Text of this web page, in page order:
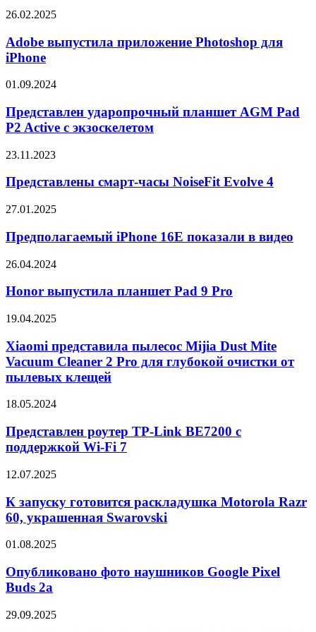
S25
Adobe
приложение
Photoshop
для
26.02.2025
Adobe выпустила приложение Photoshop для
iPhone
Представлен
планшет
AGM
Pad
Active
экзоскелетом
01.09.2024
Представлен ударопрочный планшет AGM Pad
P2 Active с экзоскелетом
Представлены
часы
NoiseFit
Evolve
23.11.2023
Представлены смарт-часы NoiseFit Evolve 4
Предполагаемый
16E
показали
в
видео
27.01.2025
Предполагаемый iPhone 16E показали в видео
Honor
планшет
9
26.04.2024
Honor выпустила планшет Pad 9 Pro
Xiaomi
пылесос
Mijia
Dust
Mite
Cleaner
Pro
для
глубокой
очистки
пылевых
клещей
19.04.2025
Xiaomi представила пылесос Mijia Dust Mite
Vacuum Cleaner 2 Pro для глубокой очистки от
пылевых клещей
Представлен
TP-
Link
BE7200
поддержкой
Fi
7
18.05.2024
Представлен роутер TP-Link BE7200 с
поддержкой Wi-Fi 7
К
готовится
раскладушка
Motorola
60,
Swarovski
12.07.2025
К запуску готовится раскладушка Motorola Razr
60, украшенная Swarovski
Опубликовано
наушников
Google
Pixel
2a
01.08.2025
Опубликовано фото наушников Google Pixel
Buds 2a
Представлен
29.09.2025